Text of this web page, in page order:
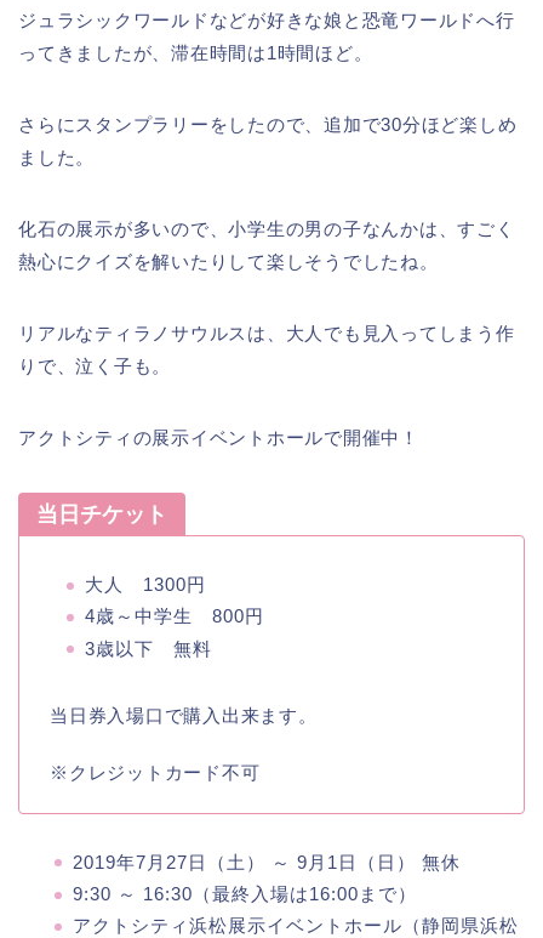
ジュラシックワールドなどが好きな娘と恐竜ワールドへ行
ってきましたが、滞在時間は1時間ほど。
さらにスタンプラリーをしたので、追加で30分ほど楽しめ
ました。
化石の展示が多いので、小学生の男の子なんかは、すごく
熱心にクイズを解いたりして楽しそうでしたね。
リアルなティラノサウルスは、大人でも見入ってしまう作
りで、泣く子も。
アクトシティの展示イベントホールで開催中！
当日チケット
大人 1300円
4歳～中学生 800円
3歳以下 無料
当日券入場口で購入出来ます。
※クレジットカード不可
2019年7月27日（土） ～ 9月1日（日） 無休
9:30 ～ 16:30（最終入場は16:00まで）
アクトシティ浜松展示イベントホール（静岡県浜松